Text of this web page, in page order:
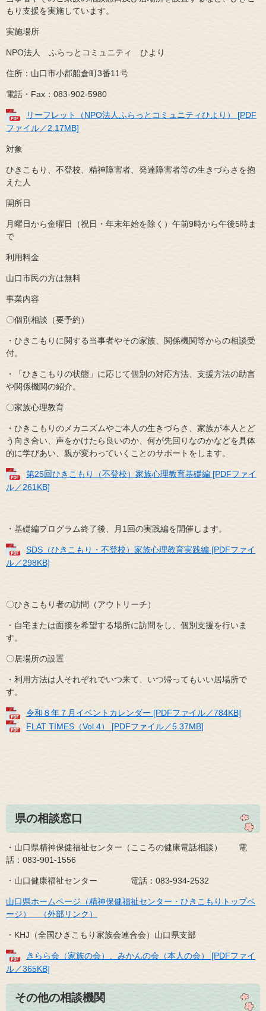
もり支援を実施しています。
実施場所
NPO法人 ふらっとコミュニティ ひより
住所：山口市小郡船倉町3番11号
電話・Fax：083-902-5980
リーフレット（NPO法人ふらっとコミュニティひより） [PDF
ファイル／2.17MB]
対象
ひきこもり、不登校、精神障害者、発達障害者等の生きづらさを抱
えた人
開所日
月曜日から金曜日（祝日・年末年始を除く）午前9時から午後5時ま
で
利用料金
山口市民の方は無料
事業内容
〇個別相談（要予約）
・ひきこもりに関する当事者やその家族、関係機関等からの相談受
付。
・「ひきこもりの状態」に応じて個別の対応方法、支援方法の助言
や関係機関の紹介。
〇家族心理教育
・ひきこもりのメカニズムやご本人の生きづらさ、家族が本人とど
う向き合い、声をかけたら良いのか、何が先回りなのかなどを具体
的に学びあい、親が変わっていくことのサポートをします。
第25回ひきこもり（不登校）家族心理教育基礎編 [PDFファイ
ル／261KB]
・基礎編プログラム終了後、月1回の実践編を開催します。
SDS（ひきこもり・不登校）家族心理教育実践編 [PDFファイ
ル／298KB]
〇ひきこもり者の訪問（アウトリーチ）
・自宅または面接を希望する場所に訪問をし、個別支援を行いま
す。
〇居場所の設置
・利用方法は人それぞれでいつ来て、いつ帰ってもいい居場所で
す。
令和８年７月イベントカレンダー [PDFファイル／784KB]
FLAT TIMES（Vol.4） [PDFファイル／5.37MB]
県の相談窓口
・山口県精神保健福祉センター（こころの健康電話相談） 電
話：083-901-1556
・山口健康福祉センター 電話：083-934-2532
山口県ホームページ（精神保健福祉センター・ひきこもりトップペ
ージ） （外部リンク）
・KHJ（全国ひきこもり家族会連合会）山口県支部
きらら会（家族の会）、みかんの会（本人の会） [PDFファイ
ル／365KB]
その他の相談機関